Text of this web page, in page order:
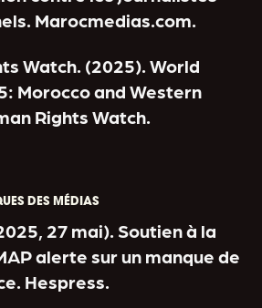
Marocmedias.com.
Watch. (2025). World
Morocco and Western
Rights Watch.
DES MÉDIAS
27 mai). Soutien à la
alerte sur un manque de
Hespress.